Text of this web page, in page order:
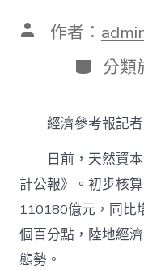
文 作者：
分
類
分類
經濟參考報記
日前，天然資
計公報》。初步核
110180億元，同比
個百分點，陸地經
態勢。